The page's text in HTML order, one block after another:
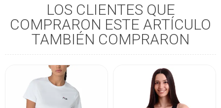
LOS CLIENTES QUE
COMPRARON ESTE ARTÍCULO
TAMBIÉN COMPRARON